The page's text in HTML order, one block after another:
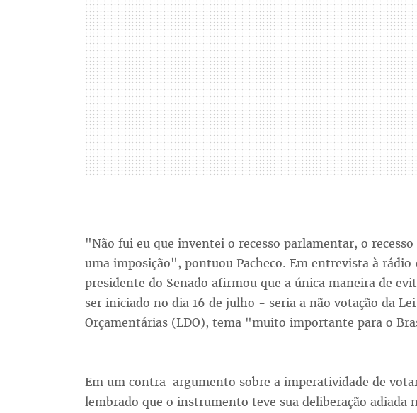
"Não fui eu que inventei o recesso parlamentar, o
uma imposição", pontuou Pacheco. Em entrevista à rádio
presidente do Senado afirmou que a única maneira de
ser iniciado no dia 16 de julho - seria a não votação da
Orçamentárias (LDO), tema "muito importante para o
Em um contra-argumento sobre a imperatividade de
lembrado que o instrumento teve sua deliberação adiada